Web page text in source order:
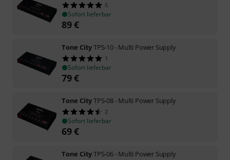
5
Sofort lieferbar
89€
Tone CityTPS-10 - Multi Power Supply
1
Sofort lieferbar
79€
Tone CityTPS-08 - Multi Power Supply
2
Sofort lieferbar
69€
Tone CityTPS-06 - Multi Power Supply